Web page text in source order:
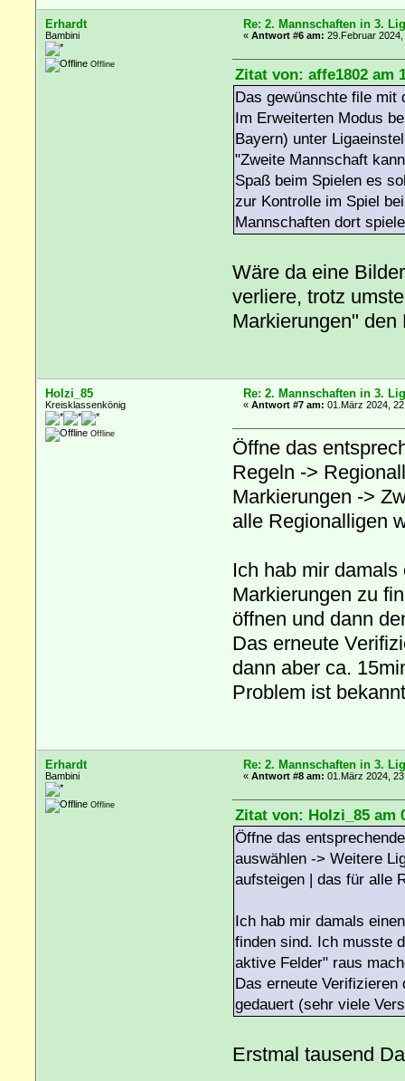
Erhardt
Bambini
Offline
Re: 2. Mannschaften in 3.
«Antwort #6 am: 29.Februar
Zitat von: affe1802 am
Das gewünschte file mit
Im Erweiterten Modus
Bayern) unter
"Zweite Mannschaft
Spaß beim Spielen es
zur Kontrolle im Spiel
Mannschaften dort
Wäre da eine
verliere, trotz
Markierungen" den
Holzi_85
Kreisklassenkönig
Offline
Re: 2. Mannschaften in 3.
«Antwort #7 am: 01.März 2024,
Öffne das
Regeln ->
Markierungen ->
alle Regionalligen
Ich hab mir
Markierungen zu
öffnen und dann
Das erneute
dann aber ca.
Problem ist
Erhardt
Bambini
Offline
Re: 2. Mannschaften in 3.
«Antwort #8 am: 01.März 2024,
Zitat von: Holzi_85 am
Öffne das
auswählen -> Weitere
aufsteigen | das für alle
Ich hab mir damals
finden sind. Ich musste
aktive Felder" raus
Das erneute Verifizieren
gedauert (sehr viele
Erstmal tausend